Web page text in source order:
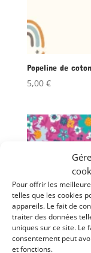
Pour offrir les
telles que les cookies
appareils. Le fait de
traiter des données
uniques sur ce site. Le
consentement peut
et fonctions.
Popeline de
5,00 €